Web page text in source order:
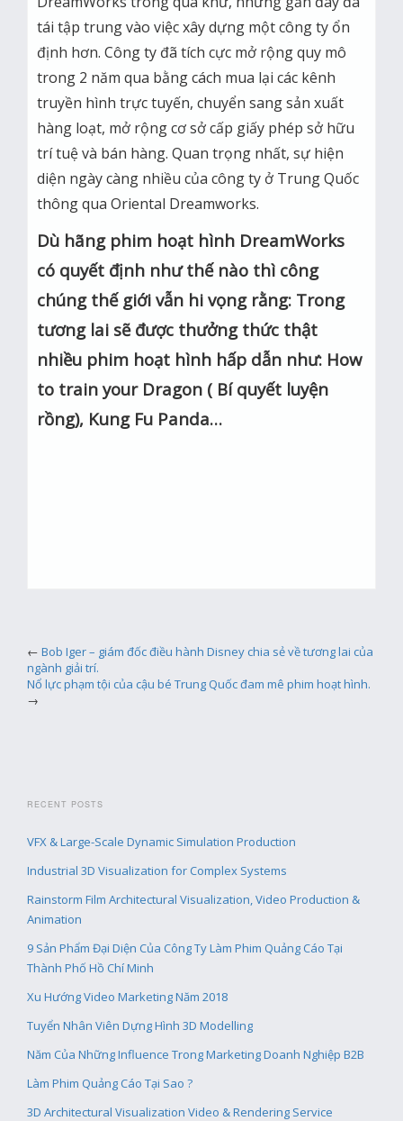
tái tập trung vào việc xây dựng một công ty ổn
định hơn. Công ty đã tích cực mở rộng quy mô
trong 2 năm qua bằng cách mua lại các kênh
truyền hình trực tuyến, chuyển sang sản xuất
hàng loạt, mở rộng cơ sở cấp giấy phép sở hữu
trí tuệ và bán hàng. Quan trọng nhất, sự hiện
diện ngày càng nhiều của công ty ở Trung Quốc
thông qua Oriental Dreamworks.
Dù hãng phim hoạt hình DreamWorks
có quyết định như thế nào thì công
chúng thế giới vẫn hi vọng rằng: Trong
tương lai sẽ được thưởng thức thật
nhiều phim hoạt hình hấp dẫn như: How
to train your Dragon ( Bí quyết luyện
rồng), Kung Fu Panda…
← Bob Iger – giám đốc điều hành Disney chia sẻ về tương lai của
ngành giải trí.
Nổ lực phạm tội của cậu bé Trung Quốc đam mê phim hoạt hình.
→
RECENT POSTS
VFX & Large-Scale Dynamic Simulation Production
Industrial 3D Visualization for Complex Systems
Rainstorm Film Architectural Visualization, Video Production &
Animation
9 Sản Phẩm Đại Diện Của Công Ty Làm Phim Quảng Cáo Tại
Thành Phố Hồ Chí Minh
Xu Hướng Video Marketing Năm 2018
Tuyển Nhân Viên Dựng Hình 3D Modelling
Năm Của Những Influence Trong Marketing Doanh Nghiệp B2B
Làm Phim Quảng Cáo Tại Sao ?
3D Architectural Visualization Video & Rendering Service